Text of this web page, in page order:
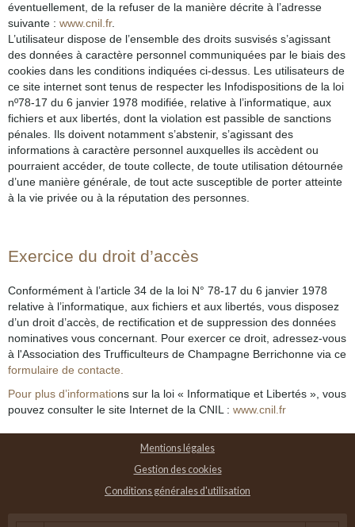
éventuellement, de la refuser de la manière décrite à l’adresse
suivante : www.cnil.fr.
L’utilisateur dispose de l’ensemble des droits susvisés s’agissant
des données à caractère personnel communiquées par le biais des
cookies dans les conditions indiquées ci-dessus. Les utilisateurs de
ce site internet sont tenus de respecter les Infodispositions de la loi
nº78-17 du 6 janvier 1978 modifiée, relative à l’informatique, aux
fichiers et aux libertés, dont la violation est passible de sanctions
pénales. Ils doivent notamment s’abstenir, s’agissant des
informations à caractère personnel auxquelles ils accèdent ou
pourraient accéder, de toute collecte, de toute utilisation détournée
d’une manière générale, de tout acte susceptible de porter atteinte
à la vie privée ou à la réputation des personnes.
Exercice du droit d’accès
Conformément à l’article 34 de la loi N° 78-17 du 6 janvier 1978
relative à l’informatique, aux fichiers et aux libertés, vous disposez
d’un droit d’accès, de rectification et de suppression des données
nominatives vous concernant. Pour exercer ce droit, adressez-vous
à l'Association des Trufficulteurs de Champagne Berrichonne via ce
formulaire de contacte.
Pour plus d’informations sur la loi « Informatique et Libertés », vous
pouvez consulter le site Internet de la CNIL : www.cnil.fr
Mentions légales
Gestion des cookies
Conditions générales d'utilisation